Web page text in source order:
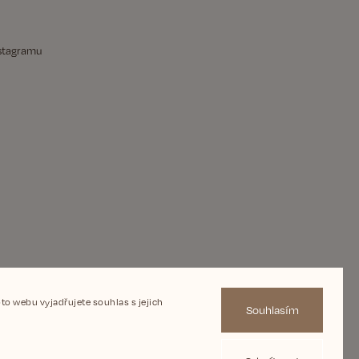
webu vyjadřujete souhlas s jejich
Souhlasím